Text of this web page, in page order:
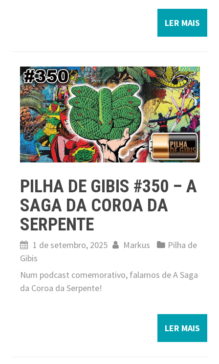
LER MAIS
PILHA DE GIBIS #350 – A
SAGA DA COROA DA
SERPENTE
1 de setembro, 2025 Markus
Pilha de
Gibis
Num podcast comemorativo, falamos de A Saga
da Coroa da Serpente!
LER MAIS